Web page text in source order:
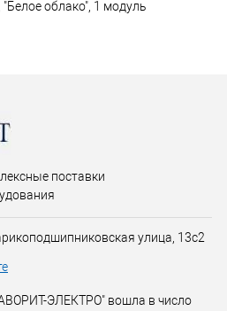
облако", 1 модуль
поставки
улица, 13с2
ЭЛЕКТРО" вошла в число